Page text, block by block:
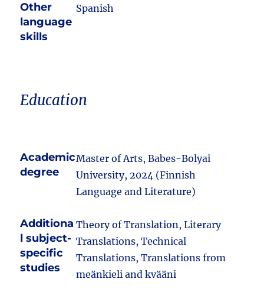
Other
language
skills
Spanish
Education
Academic
degree
Master of Arts, Babes-Bolyai
University, 2024 (Finnish
Language and Literature)
Additiona
l subject-
specific
studies
Theory of Translation, Literary
Translations, Technical
Translations, Translations from
meänkieli and kvääni